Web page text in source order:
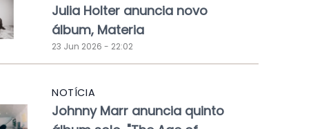
Julia Holter anuncia novo
álbum, Materia
23 Jun 2026 - 22:02
NOTÍCIA
Johnny Marr anuncia quinto